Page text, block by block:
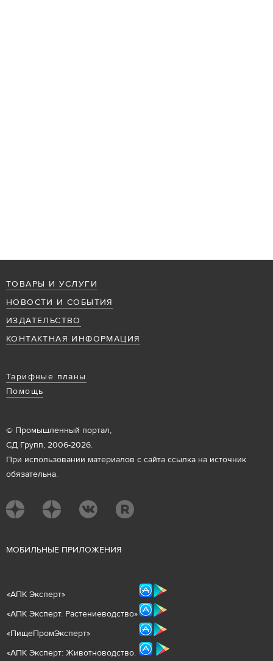
ТОВАРЫ И УСЛУГИ
НОВОСТИ И СОБЫТИЯ
ИЗДАТЕЛЬСТВО
КОНТАКТНАЯ ИНФОРМАЦИЯ
Тарифные планы
Помощь
© Промышленный портал,
СД Групп, 2006-2026.
При использовании материалов с сайта ссылка на источник
обязательна.
МОБИЛЬНЫЕ ПРИЛОЖЕНИЯ
«АПК Эксперт»
«АПК Эксперт. Растениеводство»
«ПищеПромЭксперт»
«АПК Эксперт: Животноводство.